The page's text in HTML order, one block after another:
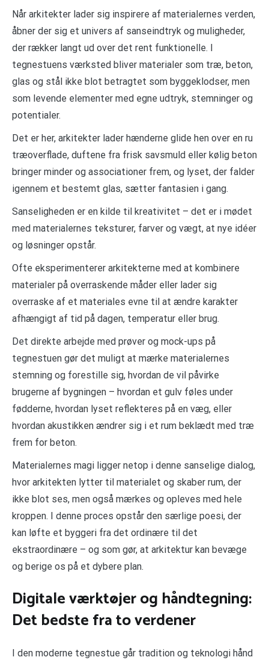
Når arkitekter lader sig inspirere af materialernes verden,
åbner der sig et univers af sanseindtryk og muligheder,
der rækker langt ud over det rent funktionelle. I
tegnestuens værksted bliver materialer som træ, beton,
glas og stål ikke blot betragtet som byggeklodser, men
som levende elementer med egne udtryk, stemninger og
potentialer.
Det er her, arkitekter lader hænderne glide hen over en ru
træoverflade, duftene fra frisk savsmuld eller kølig beton
bringer minder og associationer frem, og lyset, der falder
igennem et bestemt glas, sætter fantasien i gang.
Sanseligheden er en kilde til kreativitet – det er i mødet
med materialernes teksturer, farver og vægt, at nye idéer
og løsninger opstår.
Ofte eksperimenterer arkitekterne med at kombinere
materialer på overraskende måder eller lader sig
overraske af et materiales evne til at ændre karakter
afhængigt af tid på dagen, temperatur eller brug.
Det direkte arbejde med prøver og mock-ups på
tegnestuen gør det muligt at mærke materialernes
stemning og forestille sig, hvordan de vil påvirke
brugerne af bygningen – hvordan et gulv føles under
fødderne, hvordan lyset reflekteres på en væg, eller
hvordan akustikken ændrer sig i et rum beklædt med træ
frem for beton.
Materialernes magi ligger netop i denne sanselige dialog,
hvor arkitekten lytter til materialet og skaber rum, der
ikke blot ses, men også mærkes og opleves med hele
kroppen. I denne proces opstår den særlige poesi, der
kan løfte et byggeri fra det ordinære til det
ekstraordinære – og som gør, at arkitektur kan bevæge
og berige os på et dybere plan.
Digitale værktøjer og håndtegning:
Det bedste fra to verdener
I den moderne tegnestue går tradition og teknologi hånd